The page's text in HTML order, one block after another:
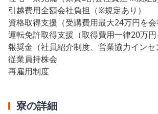
引越費用全額会社負担（※規定あり）
資格取得支援（受講費用最大24万円を会
運転免許取得支援（取得費用一律20万円
報奨金（社員紹介制度、営業協力インセ
従業員持株会
再雇用制度
寮の詳細